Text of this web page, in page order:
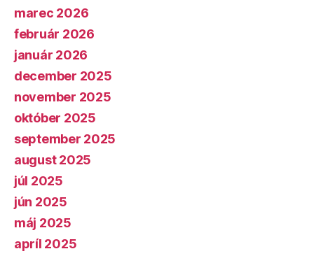
marec 2026
február 2026
január 2026
december 2025
november 2025
október 2025
september 2025
august 2025
júl 2025
jún 2025
máj 2025
apríl 2025